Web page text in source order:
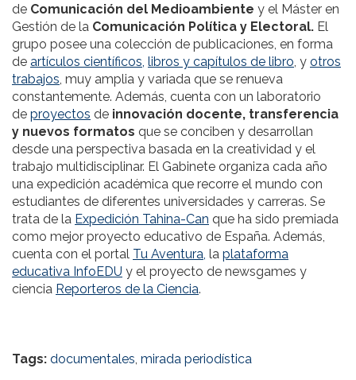
de Comunicación del Medioambiente y el Máster en
Gestión de la Comunicación Política y Electoral. El
grupo posee una colección de publicaciones, en forma
de artículos científicos, libros y capítulos de libro , y otros
trabajos , muy amplia y variada que se renueva
constantemente. Además, cuenta con un laboratorio
de proyectos de innovación docente, transferencia
y nuevos formatos que se conciben y desarrollan
desde una perspectiva basada en la creatividad y el
trabajo multidisciplinar. El Gabinete organiza cada año
una expedición académica que recorre el mundo con
estudiantes de diferentes universidades y carreras. Se
trata de la Expedición Tahina-Can que ha sido premiada
como mejor proyecto educativo de España. Además,
cuenta con el portal Tu Aventura, la plataforma
educativa InfoEDU y el proyecto de newsgames y
ciencia Reporteros de la Ciencia.
Tags: documentales mirada periodística